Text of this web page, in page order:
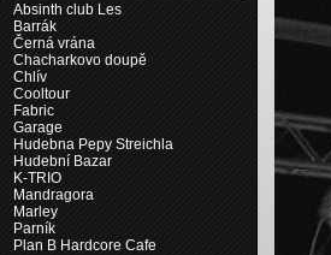
Absinth club Les
Barrák
Černá vrána
Chacharkovo doupě
Chlív
Cooltour
Fabric
Garage
Hudebna Pepy Streichla
Hudební Bazar
K-TRIO
Mandragora
Marley
Parník
Plan B Hardcore Cafe